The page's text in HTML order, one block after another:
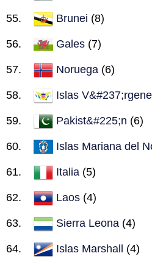
Brunei (8)
Gales (7)
Noruega (6)
Islas
Pakist&#225;n (6)
Islas Mariana del
Italia (5)
Laos (4)
Sierra Leona (4)
Islas Marshall (4)